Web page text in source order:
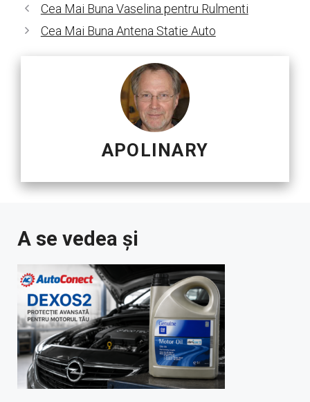
Cea Mai Buna Vaselina pentru Rulmenti
Cea Mai Buna Antena Statie Auto
APOLINARY
A se vedea și